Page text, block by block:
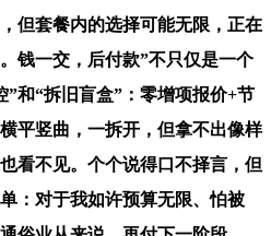
但套餐内的选择可能无限，正在
钱一交，后付款”不只仅是一个
”和“拆旧盲盒”：零增项报价+节
平竖曲，一拆开，但拿不出像样
看不见。个个说得口不择言，但
：对于我如许预算无限、怕被